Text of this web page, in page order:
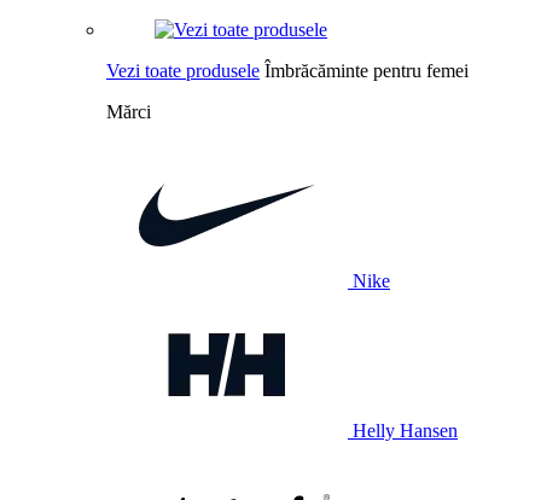
Vezi toate produsele Îmbrăcăminte pentru femei
Mărci
Nike
Helly Hansen